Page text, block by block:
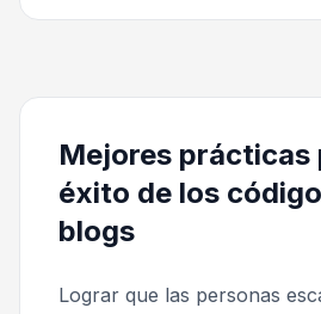
Mejores prácticas
éxito de los
blogs
Lograr que las personas